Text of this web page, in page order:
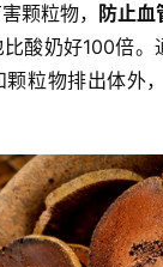
颗粒物，
防止
酸奶好100倍。
粒物排出体外，